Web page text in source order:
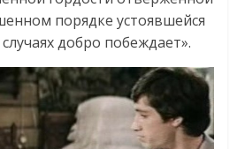
порядке устоявшейся
добро побеждает».